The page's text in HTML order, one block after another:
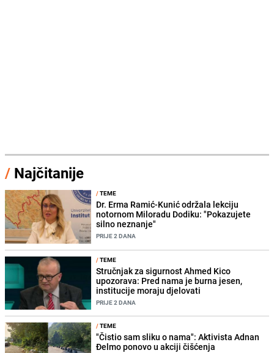
/ Najčitanije
/TEME
Dr. Erma Ramić-Kunić održala lekciju
notornom Miloradu Dodiku: "Pokazujete
silno neznanje"
PRIJE 2 DANA
/TEME
Stručnjak za sigurnost Ahmed Kico
upozorava: Pred nama je burna jesen,
institucije moraju djelovati
PRIJE 2 DANA
/TEME
"Čistio sam sliku o nama": Aktivista Adnan
Đelmo ponovo u akciji čišćenja